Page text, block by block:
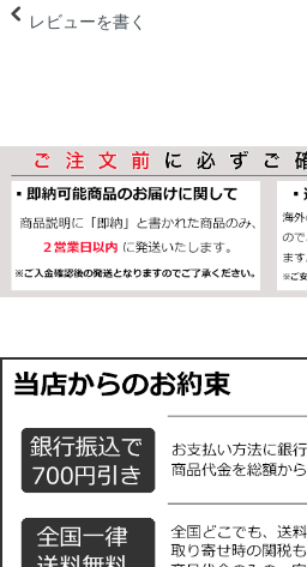
レビューを書く